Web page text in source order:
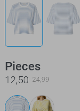
Pieces
12,50 24,99